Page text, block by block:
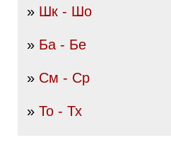
» Шк - Шо
» Ба - Бе
» См - Ср
» То - Тх